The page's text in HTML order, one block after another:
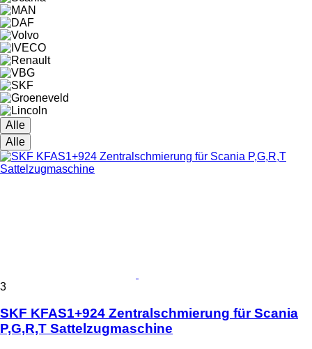
Alle
Alle
3
SKF KFAS1+924 Zentralschmierung für Scania
P,G,R,T Sattelzugmaschine